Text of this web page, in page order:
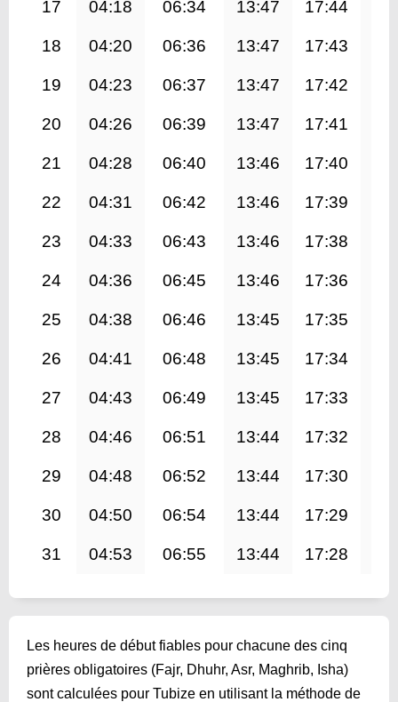
17 04:18 06:34 13:47 17:44
18 04:20 06:36 13:47 17:43
19 04:23 06:37 13:47 17:42
20 04:26 06:39 13:47 17:41
21 04:28 06:40 13:46 17:40
22 04:31 06:42 13:46 17:39
23 04:33 06:43 13:46 17:38
24 04:36 06:45 13:46 17:36
25 04:38 06:46 13:45 17:35
26 04:41 06:48 13:45 17:34
27 04:43 06:49 13:45 17:33
28 04:46 06:51 13:44 17:32
29 04:48 06:52 13:44 17:30
30 04:50 06:54 13:44 17:29
31 04:53 06:55 13:44 17:28
Les heures de début fiables pour chacune des cinq
prières obligatoires (Fajr, Dhuhr, Asr, Maghrib, Isha)
sont calculées pour Tubize en utilisant la méthode de